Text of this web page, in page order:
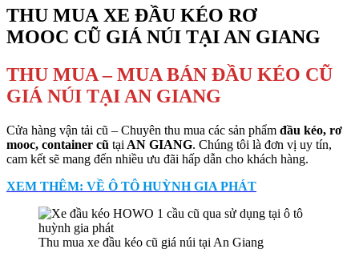
THU MUA XE ĐẦU KÉO RƠ
MOOC CŨ GIÁ NÚI TẠI AN GIANG
THU MUA – MUA BÁN ĐẦU KÉO CŨ
GIÁ NÚI TẠI AN GIANG
Cửa hàng vận tải cũ – Chuyên thu mua các sản phẩm đầu kéo, rơ
mooc, container cũ tại AN GIANG. Chúng tôi là đơn vị uy tín,
cam kết sẽ mang đến nhiều ưu đãi hấp dẫn cho khách hàng.
XEM THÊM: VỀ Ô TÔ HUỲNH GIA PHÁT
Thu mua xe đầu kéo cũ giá núi tại An Giang